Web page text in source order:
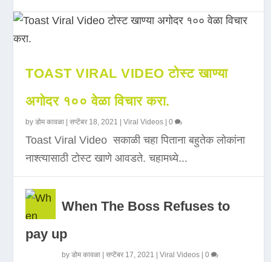
TOAST VIRAL VIDEO टोस्ट खाण्या
अगोदर १०० वेळा विचार करा.
byडोम कावळा |सप्टेंबर 18, 2021 |Viral Videos |0
Toast Viral Video सकाळी चहा पिताना बहुतेक लोकांना
नाश्त्यासाठी टोस्ट खाणे आवडते. चहामध्ये...
When The Boss Refuses to
pay up
byडोम कावळा |सप्टेंबर 17, 2021 |Viral Videos |0